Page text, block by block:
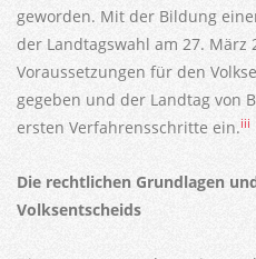
geworden. Mit der Bildung
der Landtagswahl am 27. März
Voraussetzungen für den
gegeben und der Landtag von
ersten Verfahrensschritte ein.iii
Die rechtlichen Grundlagen
Volksentscheids